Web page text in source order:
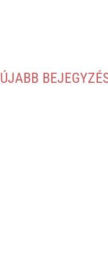
ÚJABB